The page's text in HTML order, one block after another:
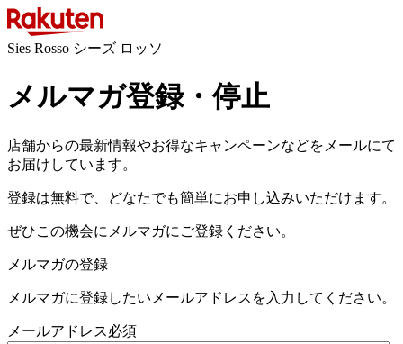
Sies Rosso シーズ ロッソ
メルマガ登録・停止
店舗からの最新情報やお得なキャンペーンなどをメールにて
お届けしています。
登録は無料で、どなたでも簡単にお申し込みいただけます。
ぜひこの機会にメルマガにご登録ください。
メルマガの登録
メルマガに登録したいメールアドレスを入力してください。
メールアドレス必須